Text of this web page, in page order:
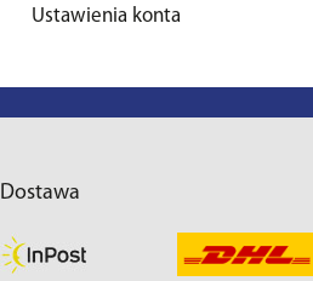
Ustawienia konta
Dostawa